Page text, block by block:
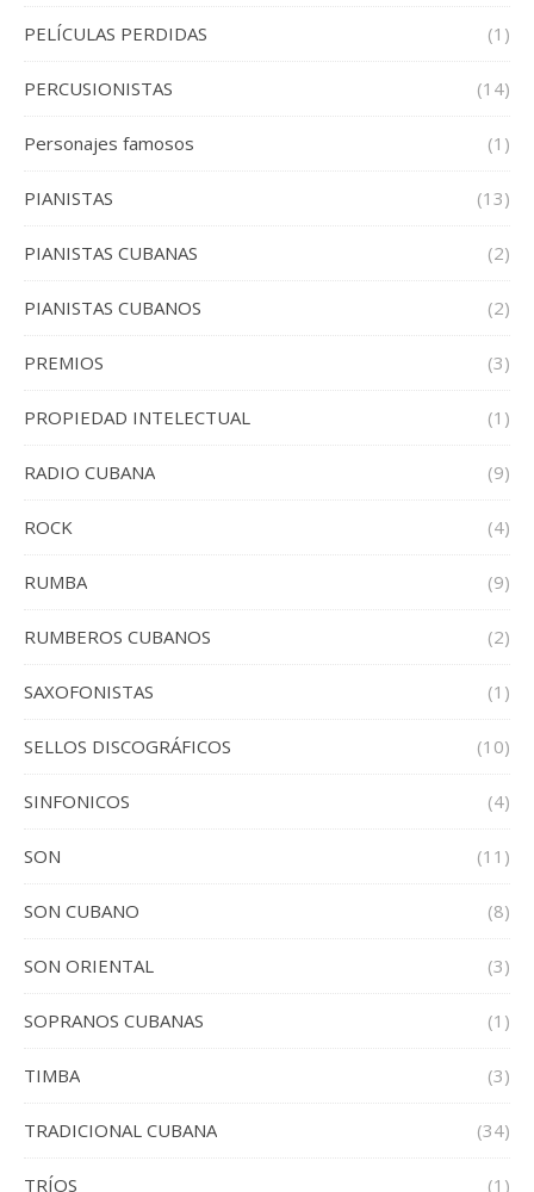
PELÍCULAS PERDIDAS (1)
PERCUSIONISTAS (14)
Personajes famosos (1)
PIANISTAS (13)
PIANISTAS CUBANAS (2)
PIANISTAS CUBANOS (2)
PREMIOS (3)
PROPIEDAD INTELECTUAL (1)
RADIO CUBANA (9)
ROCK (4)
RUMBA (9)
RUMBEROS CUBANOS (2)
SAXOFONISTAS (1)
SELLOS DISCOGRÁFICOS (10)
SINFONICOS (4)
SON (11)
SON CUBANO (8)
SON ORIENTAL (3)
SOPRANOS CUBANAS (1)
TIMBA (3)
TRADICIONAL CUBANA (34)
TRÍOS (1)